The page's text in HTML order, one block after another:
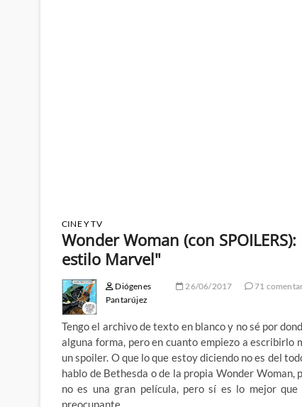
CINE Y TV
Wonder Woman (con
estilo Marvel"
Diógenes
Pantarújez
26/06/2017 71
Tengo el archivo de texto en blanco y no sé por
alguna forma, pero en cuanto empiezo a escribirlo
un spoiler. O que lo que estoy diciendo no es del
hablo de Bethesda o de la propia Wonder
no es una gran película, pero sí es lo mejor